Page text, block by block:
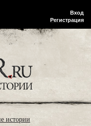
Вход
Регистрация
истории